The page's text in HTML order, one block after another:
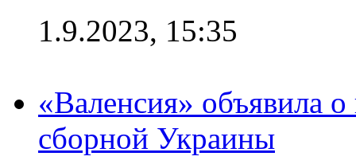
1.9.2023, 15:35
«Валенсия» объявила
сборной Украины